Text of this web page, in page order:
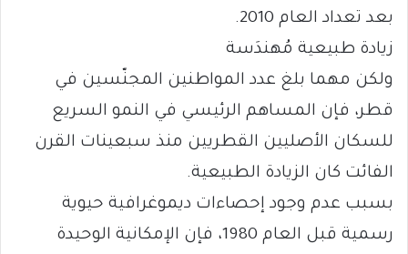
بعد تعداد العام 2010.
زيادة طبيعية مُهندَسة
ولكن مهما بلغ عدد المواطنين المجنّسين في
قطر، فإن المساهم الرئيسي في النمو السريع
للسكان الأصليين القطريين منذ سبعينات القرن
الفائت كان الزيادة الطبيعية.
بسبب عدم وجود إحصاءات ديموغرافية حيوية
رسمية قبل العام 1980، فإن الإمكانية الوحيدة